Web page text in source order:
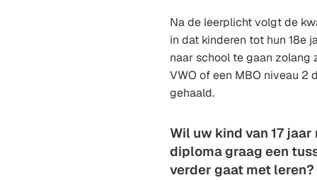
Na de leerplicht volgt de
in dat kinderen tot hun 18e
naar school te gaan zolang
VWO of een MBO niveau 2
gehaald.
Wil uw kind van 17 jaar
diploma graag een
verder gaat met leren?